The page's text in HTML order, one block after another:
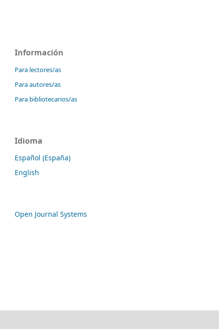
Información
Para lectores/as
Para autores/as
Para bibliotecarios/as
Idioma
Español (España)
English
Open Journal Systems